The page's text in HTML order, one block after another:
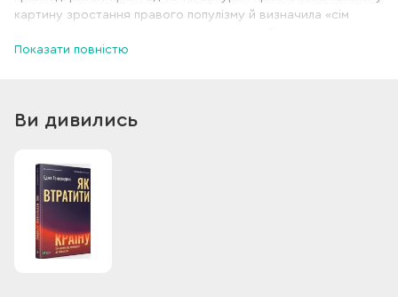
картину зростання правого популізму й визначила «сім
блазня на диктатора. Авторка поєднала досвід держав, які
Він вимагає реальної демократії, а не її ерзаців. І саме ця
Показати повністю
Ви дивились